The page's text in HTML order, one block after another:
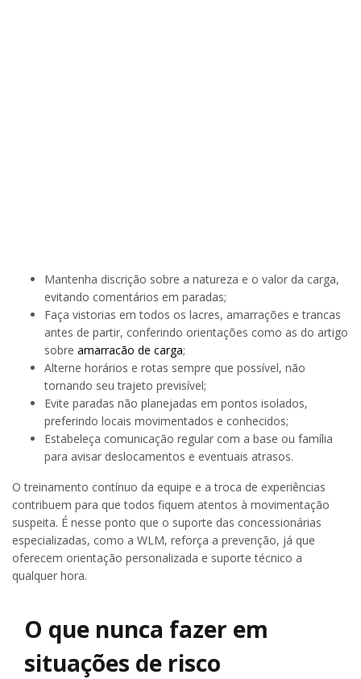
Mantenha discrição sobre a natureza e o valor da carga,
evitando comentários em paradas;
Faça vistorias em todos os lacres, amarrações e trancas
antes de partir, conferindo orientações como as do artigo
sobre amarracão de carga;
Alterne horários e rotas sempre que possível, não
tornando seu trajeto previsível;
Evite paradas não planejadas em pontos isolados,
preferindo locais movimentados e conhecidos;
Estabeleça comunicação regular com a base ou família
para avisar deslocamentos e eventuais atrasos.
O treinamento contínuo da equipe e a troca de experiências
contribuem para que todos fiquem atentos à movimentação
suspeita. É nesse ponto que o suporte das concessionárias
especializadas, como a WLM, reforça a prevenção, já que
oferecem orientação personalizada e suporte técnico a
qualquer hora.
O que nunca fazer em
situações de risco